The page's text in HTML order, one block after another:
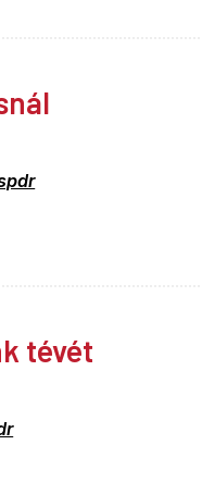
tévét